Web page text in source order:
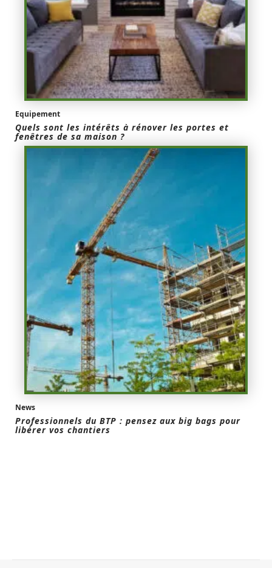
Equipement
Quels sont les intérêts à rénover les portes et
fenêtres de sa maison ?
News
Professionnels du BTP : pensez aux big bags pour
libérer vos chantiers